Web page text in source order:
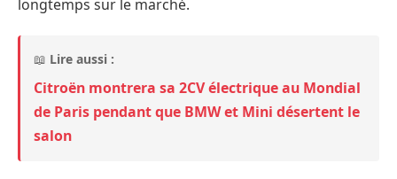
longtemps sur le marché.
📖 Lire aussi :
Citroën montrera sa 2CV électrique au Mondial
de Paris pendant que BMW et Mini désertent le
salon